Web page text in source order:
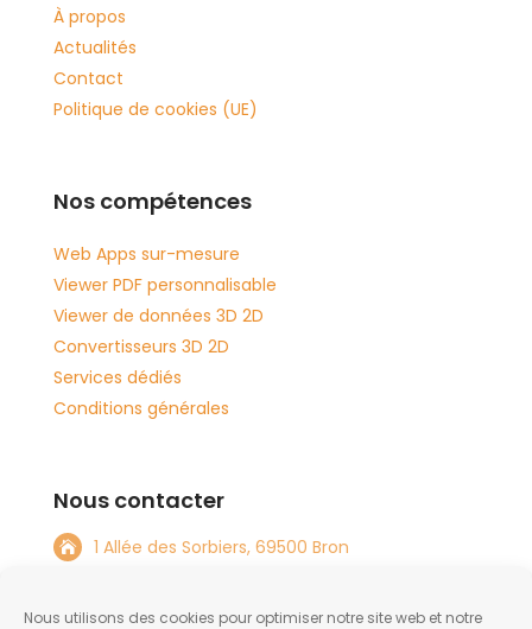
Nous utilisons des cookies pour optimiser notre site web et notre
À propos
Actualités
Contact
Politique de cookies (UE)
Nos compétences
Web Apps sur-mesure
Viewer PDF personnalisable
Viewer de données 3D 2D
Convertisseurs 3D 2D
Services dédiés
Conditions générales
Nous contacter
 1 Allée des Sorbiers, 69500 Bron